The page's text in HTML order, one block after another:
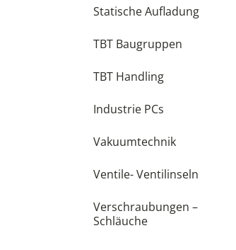
Statische Aufladung
TBT Baugruppen
TBT Handling
Industrie PCs
Vakuumtechnik
Ventile- Ventilinseln
Verschraubungen –
Schläuche